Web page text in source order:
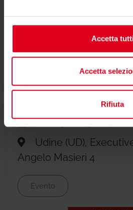
Accetta
Accetta
Rifiuta
sostenibili
riqualificazione di edifici
28/05/2025 - 14:00
Udine (UD),
Angelo Masieri 4
Evento